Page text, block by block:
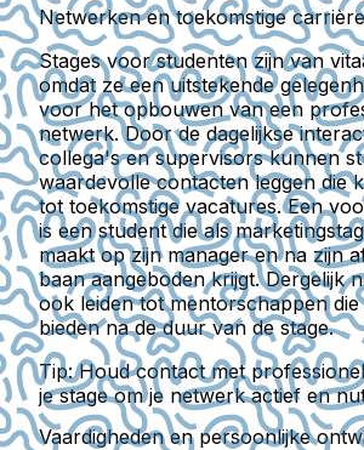
Netwerken en toekomstige
Stages voor studenten zijn van
omdat ze een uitstekende
voor het opbouwen van een
netwerk. Door de dagelijkse
collega's en supervisors kunnen
waardevolle contacten leggen die
tot toekomstige vacatures. Een
is een student die als
maakt op zijn manager en na zijn
baan aangeboden krijgt. Dergelijk
ook leiden tot mentorschappen die
bieden na de duur van de stage.
Tip:Houd contact met
je stage om je netwerk actief en
Vaardigheden en persoonlijke